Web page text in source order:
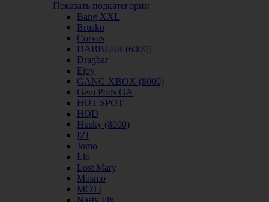
Показать подкатегории
Bang XXL
Brusko
Corvus
DABBLER (6000)
Dragbar
Ejoy
GANG XBOX (8000)
Gem Pods GA
HOT SPOT
HQD
Husky (8000)
IZI
Jomo
Lio
Lost Mary
Mosmo
MOTI
Nasty Fix